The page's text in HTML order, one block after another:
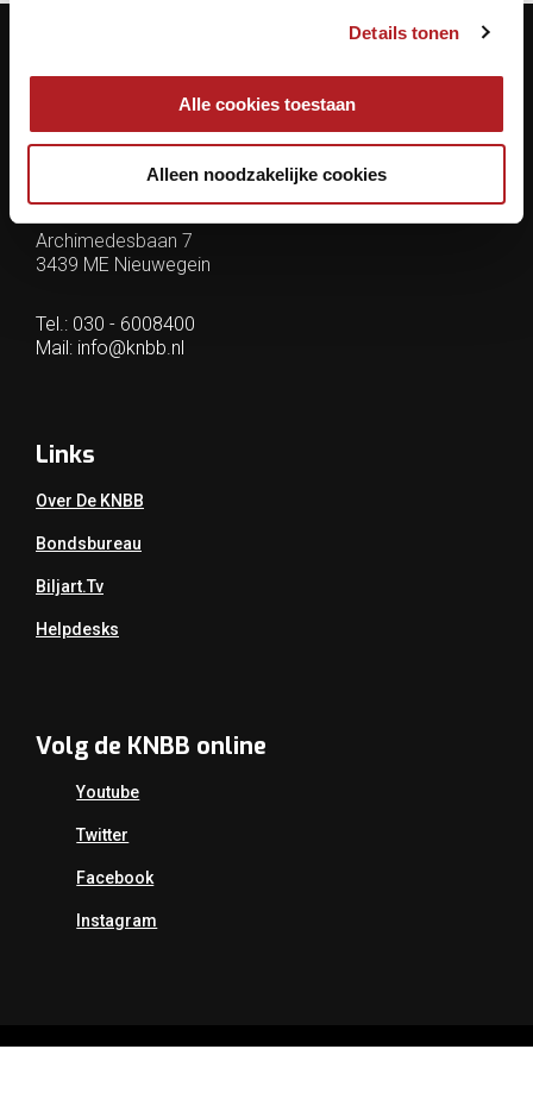
Details tonen
Alle cookies toestaan
Alleen noodzakelijke cookies
Contactgegevens
Koninklijke Nederlandse Biljart Bond.
Archimedesbaan 7
3439 ME Nieuwegein
Tel.: 030 - 6008400
Mail: info@knbb.nl
Links
Over De KNBB
Bondsbureau
Biljart.tv
Helpdesks
Volg de KNBB online
Youtube
Twitter
Facebook
Instagram